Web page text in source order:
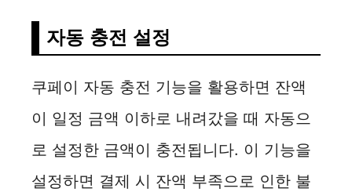
자동 충전 설정
쿠페이 자동 충전 기능을 활용하면 잔액
이 일정 금액 이하로 내려갔을 때 자동으
로 설정한 금액이 충전됩니다. 이 기능을
설정하면 결제 시 잔액 부족으로 인한 불